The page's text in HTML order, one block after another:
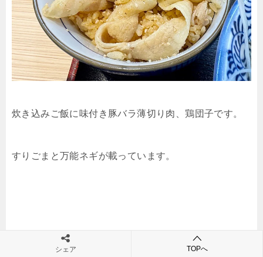
炊き込みご飯に味付き豚バラ薄切り肉、鶏団子です。
すりごまと万能ネギが載っています。
シェア TOPへ